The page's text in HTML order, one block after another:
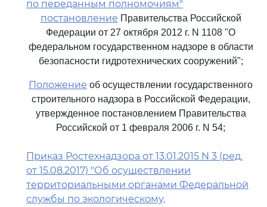
по переданным полномочиям"
постановление Правительства Российской
Федерации от 27 октября 2012 г. N 1108 "О
федеральном государственном надзоре в области
безопасности гидротехнических сооружений";
Положение об осуществлении государственного
строительного надзора в Российской Федерации,
утвержденное постановлением Правительства
Российской от 1 февраля 2006 г. N 54;
Приказ Ростехнадзора от 13.01.2015 N 3 (ред.
от 15.08.2017) "Об осуществлении
территориальными органами Федеральной
службы по экологическому,